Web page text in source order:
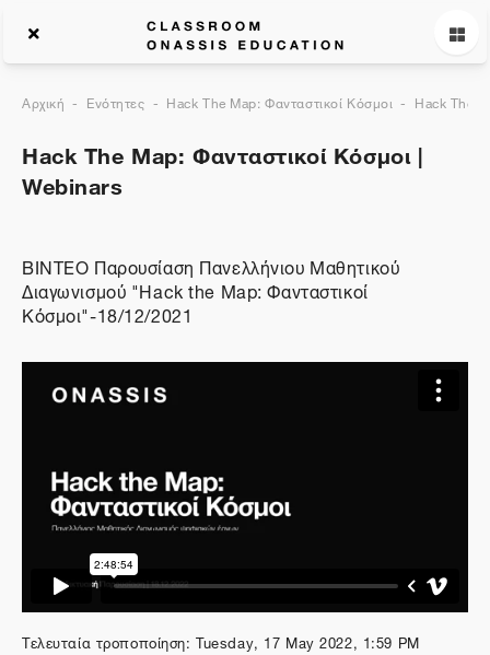
Αρχική Ενότητες Hack The Map: Φανταστικοί Κόσμοι Hack The
Hack The Map: Φανταστικοί Κόσμοι |
Webinars
ΒΙΝΤΕΟ Παρουσίαση Πανελλήνιου Μαθητικού
Διαγωνισμού "Hack the Map: Φανταστικοί
Κόσμοι"-18/12/2021
Τελευταία τροποποίηση: Tuesday, 17 May 2022, 1:59 PM